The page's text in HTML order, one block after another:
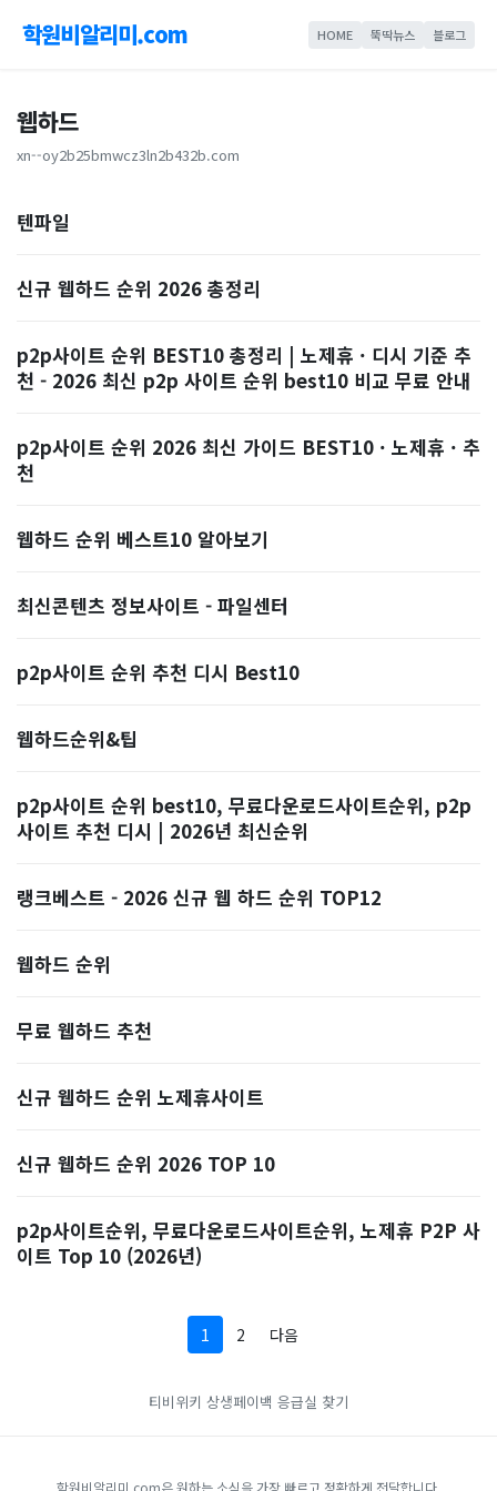
학원비알리미.com HOME 뚝딱뉴스 블로그
웹하드
xn--oy2b25bmwcz3ln2b432b.com
텐파일
신규 웹하드 순위 2026 총정리
p2p사이트 순위 BEST10 총정리 | 노제휴 · 디시 기준 추
천 - 2026 최신 p2p 사이트 순위 best10 비교 무료 안내
p2p사이트 순위 2026 최신 가이드 BEST10 · 노제휴 · 추
천
웹하드 순위 베스트10 알아보기
최신콘텐츠 정보사이트 - 파일센터
p2p사이트 순위 추천 디시 Best10
웹하드순위&팁
p2p사이트 순위 best10, 무료다운로드사이트순위, p2p
사이트 추천 디시 | 2026년 최신순위
랭크베스트 - 2026 신규 웹 하드 순위 TOP12
웹하드 순위
무료 웹하드 추천
신규 웹하드 순위 노제휴사이트
신규 웹하드 순위 2026 TOP 10
p2p사이트순위, 무료다운로드사이트순위, 노제휴 P2P 사
이트 Top 10 (2026년)
1 2 다음
티비위키 상생페이백 응급실 찾기
학원비알리미.com은 원하는 소식을 가장 빠르고 정확하게 전달합니다.